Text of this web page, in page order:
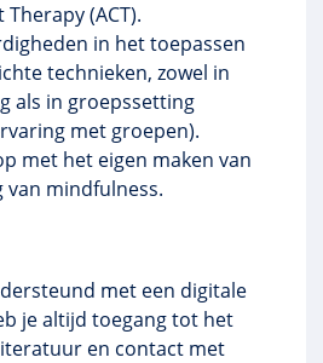
(ACT).
in het toepassen
technieken, zowel in
als in groepssetting
met groepen).
met het eigen maken van
mindfulness.
met een digitale
je altijd toegang tot het
en contact met